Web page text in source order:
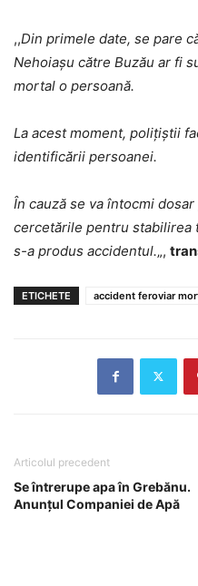
,,Din primele date, se pare
Nehoiașu către Buzău ar fi
mortal o persoană.
La acest moment, polițiștii
identificării persoanei.
În cauză se va întocmi
cercetările pentru
s-a produs accidentul.„,
ETICHETE accident feroviar
Articolul precedent
Se întrerupe apa în Grebănu.
Anunțul Companiei de Apă